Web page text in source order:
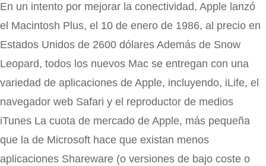
En un intento por mejorar la conectividad, Apple lanzó
el Macintosh Plus, el 10 de enero de 1986, al precio en
Estados Unidos de 2600 dólares Además de Snow
Leopard, todos los nuevos Mac se entregan con una
variedad de aplicaciones de Apple, incluyendo, iLife, el
navegador web Safari y el reproductor de medios
iTunes La cuota de mercado de Apple, más pequeña
que la de Microsoft hace que existan menos
aplicaciones Shareware (o versiones de bajo coste o